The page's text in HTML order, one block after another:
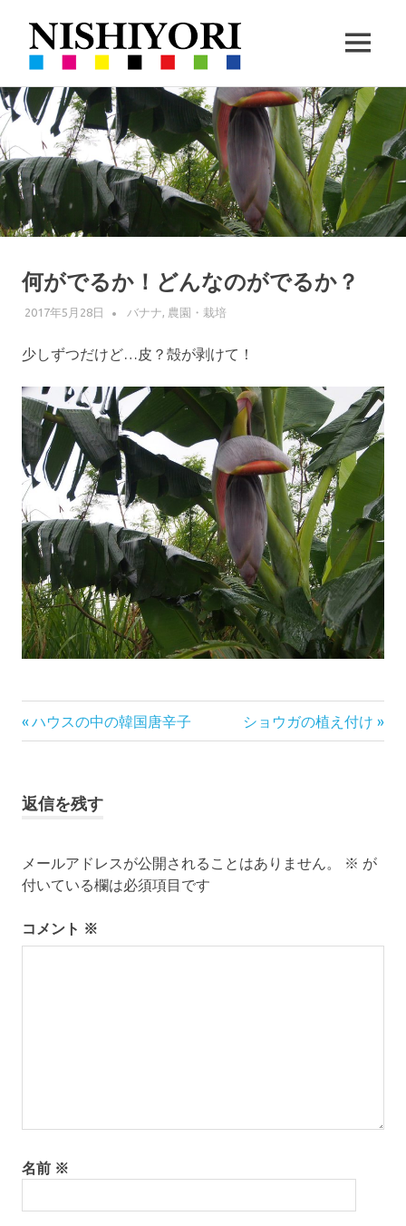
コ
ン
テ
ン
ツ
へ
ス
依
撮
影・
栽
｜
縄
撮
影
ハ
ー
ブ
栽
MENU
何がでるか！どんなのがでるか？
2017年5月28日 WPMASTER
バナナ, 農園・栽培
少しずつだけど…皮？殻が剥けて！
投
ナ
ゲ
ー
シ
前
の
ハウスの中の韓国唐辛子
次
の
ショウガの植え付け
返信を残す
メールアドレスが公開されることはありません。 ※ が
付いている欄は必須項目です
コメント ※
名前 ※